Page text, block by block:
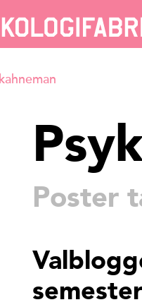
kahneman
Poster